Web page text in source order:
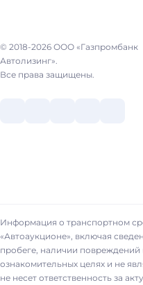
© 2018-2026 ООО «Газпромбанк
Автолизинг».
Все права защищены.
Информация о транспортном
«Автоаукционе», включая
пробеге, наличии повреждений
ознакомительных целях и не
не несет ответственность за